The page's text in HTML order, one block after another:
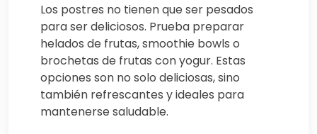
Los postres no tienen que ser pesados
para ser deliciosos. Prueba preparar
helados de frutas, smoothie bowls o
brochetas de frutas con yogur. Estas
opciones son no solo deliciosas, sino
también refrescantes y ideales para
mantenerse saludable.